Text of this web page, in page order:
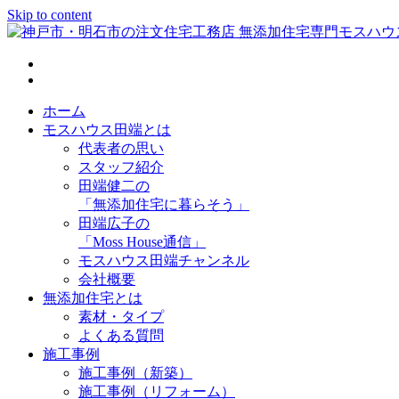
Skip to content
神戸市・明石市の注文住宅工務店 無添加住宅専門モスハウス
ホーム
モスハウス田端とは
代表者の思い
スタッフ紹介
田端健二の
「無添加住宅に暮らそう」
田端広子の
「Moss House通信」
モスハウス田端チャンネル
会社概要
無添加住宅とは
素材・タイプ
よくある質問
施工事例
施工事例（新築）
施工事例（リフォーム）